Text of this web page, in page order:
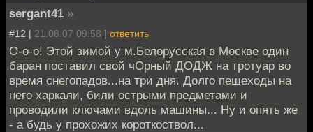
sergant41 »
#12 | 21.08.07 09:58 | ответить
О-о-о! Этой зимой у м.Белорусская в Москве один
баран поставил свой чОрный ДОДЖ на тротуар во
время снегопадов...на три дня. Долго пешеходы на
него харкали, били острыми предметами и
проводили ключами вдоль машины... Ну и опять же
- а будь у прохожих короткоствол...